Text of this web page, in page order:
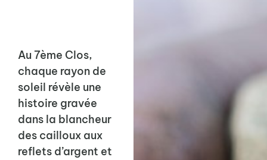
Au 7ème Clos,
chaque rayon de
soleil révèle une
histoire gravée
dans la blancheur
des cailloux aux
reflets d’argent et